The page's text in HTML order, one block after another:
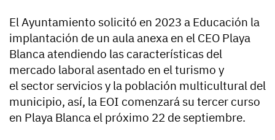
El Ayuntamiento solicitó en 2023 a Educación la
implantación de un aula anexa en el CEO Playa
Blanca atendiendo las características del
mercado laboral asentado en el turismo y
el sector servicios y la población multicultural del
municipio, así, la EOI comenzará su tercer curso
en Playa Blanca el próximo 22 de septiembre.